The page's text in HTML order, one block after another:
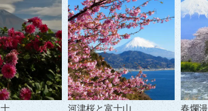
河津桜と富士山 春爛漫